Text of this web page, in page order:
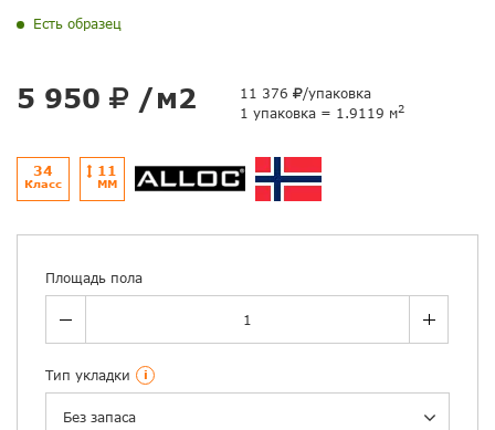
Есть образец
5 950 /м2 11 376
/упаковка
1 упаковка = 1.9119 м2
34
Класс
11
ММ
Площадь пола
Тип укладки i
Без запаса